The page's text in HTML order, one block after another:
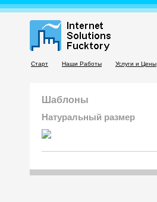
Старт Наши Работы Услуги и Цены
Шаблоны
Натуральный размер